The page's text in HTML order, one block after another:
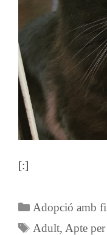
[:]
Categories
Adopció amb
Etiquetes
Adult, Apte per